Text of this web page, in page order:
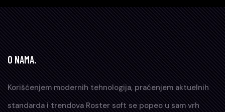
O NAMA.
Korišćenjem modernih tehnologija, praćenjem aktuelnih
standarda i trendova Roster soft se popeo u sam vrh